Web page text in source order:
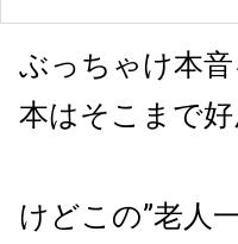
ぶっちゃけ本
本はそこまで好
けどこの”老人